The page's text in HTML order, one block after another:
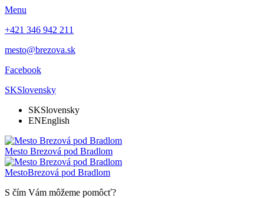
Menu
+421 346 942 211
mesto@brezova.sk
Facebook
SKSlovensky
SKSlovensky
ENEnglish
Mesto Brezová pod Bradlom
MestoBrezová pod Bradlom
S čím Vám môžeme pomôcť?